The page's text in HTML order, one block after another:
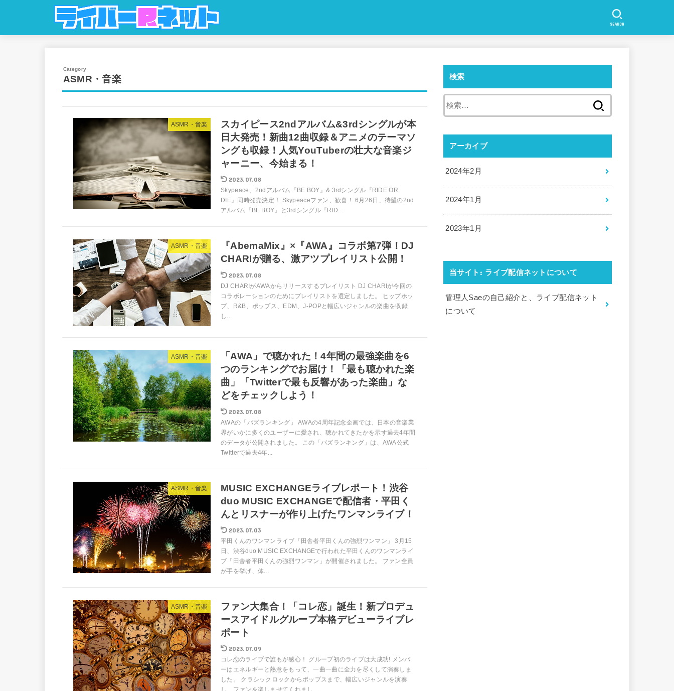
SEARCH
ASMR・音楽
ASMR・音楽
スカイピース2ndアルバム&3rdシングルが本
日大発売！新曲12曲収録＆アニメのテーマソ
ングも収録！人気YouTuberの壮大な音楽ジ
ャーニー、今始まる！
2023.07.08
Skypeace、2ndアルバム『BE BOY』& 3rdシングル『RIDE OR
DIE』同時発売決定！ Skypeaceファン、歓喜！ 6月26日、待望の2nd
アルバム『BE BOY』と3rdシングル『RID...
ASMR・音楽
『AbemaMix』×『AWA』コラボ第7弾！DJ
CHARIが贈る、激アツプレイリスト公開！
2023.07.08
DJ CHARIがAWAからリリースするプレイリスト DJ CHARIが今回の
コラボレーションのためにプレイリストを選定しました。 ヒップホッ
プ、R&B、ポップス、EDM、J-POPと幅広いジャンルの楽曲を収録
し...
ASMR・音楽
「AWA」で聴かれた！4年間の最強楽曲を6
つのランキングでお届け！「最も聴かれた楽
曲」「Twitterで最も反響があった楽曲」な
どをチェックしよう！
2023.07.08
AWAの「バズランキング」 AWAの4周年記念企画では、日本の音楽業
界がいかに多くのユーザーに愛され、聴かれてきたかを示す過去4年間
のデータが公開されました。 この「バズランキング」は、AWA公式
Twitterで過去4年...
ASMR・音楽
MUSIC EXCHANGEライブレポート！渋谷
duo MUSIC EXCHANGEで配信者・平田く
んとリスナーが作り上げたワンマンライブ！
2023.07.03
平田くんのワンマンライブ「田舎者平田くんの強烈ワンマン」 3月15
日、渋谷duo MUSIC EXCHANGEで行われた平田くんのワンマンライ
ブ「田舎者平田くんの強烈ワンマン」が開催されました。 ファン全員
が手を挙げ、体...
ASMR・音楽
ファン大集合！「コレ恋」誕生！新プロデュ
ースアイドルグループ本格デビューライブレ
ポート
2023.07.09
コレ恋のライブで誰もが感心！ グループ初のライブは大成功! メンバ
ーはエネルギーと熱意をもって、一曲一曲に全力を尽くして演奏しま
した。 クラシックロックからポップスまで、幅広いジャンルを演奏
し、ファンを楽しませてくれまし...
検索
アーカイブ
2024年2月
2024年1月
2023年1月
当サイト: ライブ配信ネットについて
管理人Saeの自己紹介と、ライブ配信ネット
について